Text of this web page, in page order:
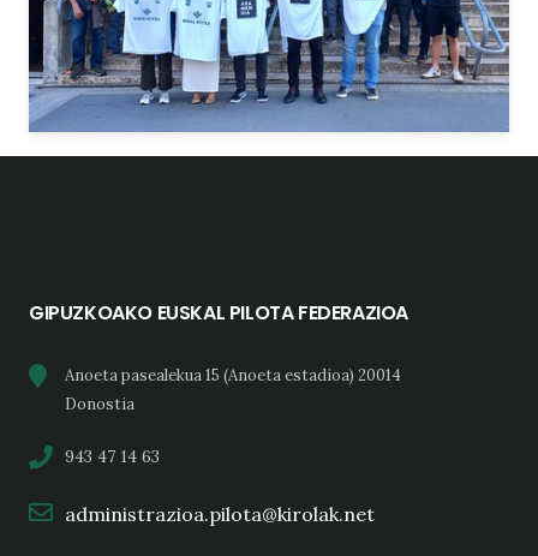
GIPUZKOAKO EUSKAL PILOTA FEDERAZIOA
Anoeta pasealekua 15 (Anoeta estadioa) 20014
Donostia
943 47 14 63
administrazioa.pilota@kirolak.net